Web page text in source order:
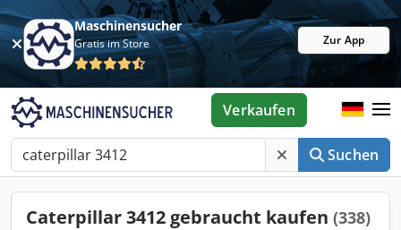
Maschinensucher
Gratis im Store Zur App
Suchen
Verkaufen
Caterpillar 3412 gebraucht kaufen (338)